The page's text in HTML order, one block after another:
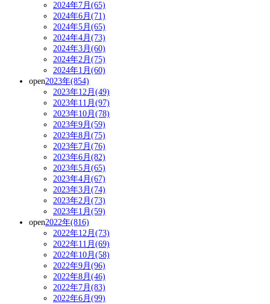
2024年7月(65)
2024年6月(71)
2024年5月(65)
2024年4月(73)
2024年3月(60)
2024年2月(75)
2024年1月(60)
open2023年(854)
2023年12月(49)
2023年11月(97)
2023年10月(78)
2023年9月(59)
2023年8月(75)
2023年7月(76)
2023年6月(82)
2023年5月(65)
2023年4月(67)
2023年3月(74)
2023年2月(73)
2023年1月(59)
open2022年(816)
2022年12月(73)
2022年11月(69)
2022年10月(58)
2022年9月(96)
2022年8月(46)
2022年7月(83)
2022年6月(99)